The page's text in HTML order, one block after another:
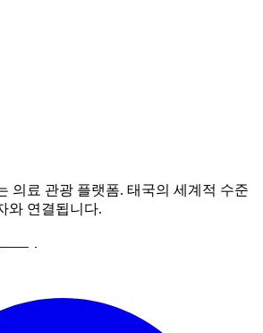
의료 관광 플랫폼. 태국의 세계적 수준
와 연결됩니다.